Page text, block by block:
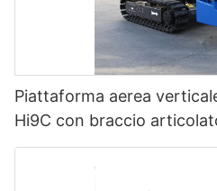
Piattaforma aerea
Hi9C con braccio